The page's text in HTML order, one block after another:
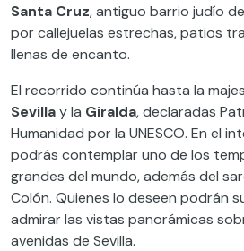
Santa Cruz, antiguo barrio judío
por callejuelas estrechas, patios
llenas de encanto.
El recorrido continúa hasta la
Sevillay la Giralda, declaradas
Humanidad por la UNESCO. En el
podrás contemplar uno de los
grandes del mundo, además del
Colón. Quienes lo deseen podrán
admirar las vistas panorámicas
avenidas de Sevilla.